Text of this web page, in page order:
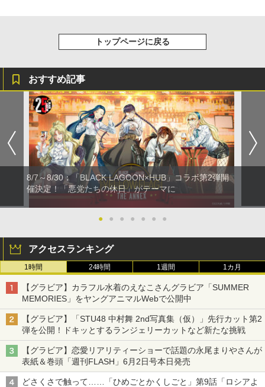
トップページに戻る
おすすめ記事
8/7～8/30：「BLACK LAGOON×HUB」コラボ第2弾開
催決定！「悪党たちの休日」がテーマに
● ● ● ● ● ● ●
アクセスランキング
1時間 24時間 1週間 1カ月
【グラビア】カラフル水着のえなこさんグラビア「SUMMER
MEMORIES」をヤングアニマルWebで公開中
【グラビア】「STU48 中村舞 2nd写真集（仮）」先行カット第2
弾を公開！ドキッとするランジェリーカットなど新たな挑戦
【グラビア】恋愛リアリティーショーで話題の永尾まりやさんが
表紙＆巻頭「週刊FLASH」6月2日号本日発売
どさくさで触って……「ひめごとかくしごと」第9話「ロシアよ